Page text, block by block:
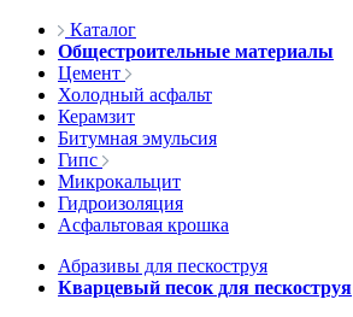
Каталог
Общестроительные материалы
Цемент
Холодный асфальт
Керамзит
Битумная эмульсия
Гипс
Микрокальцит
Гидроизоляция
Асфальтовая крошка
Абразивы для пескоструя
Кварцевый песок для пескоструя